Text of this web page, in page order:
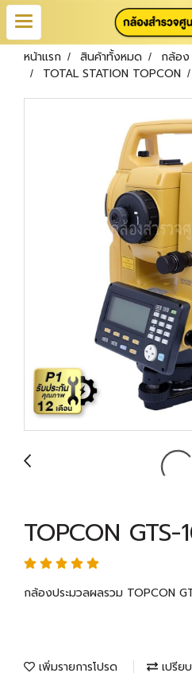
หน้าแรก สินค้าทั้งหมด
กล้อ
TOTAL STATION TOPCON
TOPCON GTS-
กล้องประมวลผลรวม TOPCON
เพิ่มรายการโปรด เปรีย